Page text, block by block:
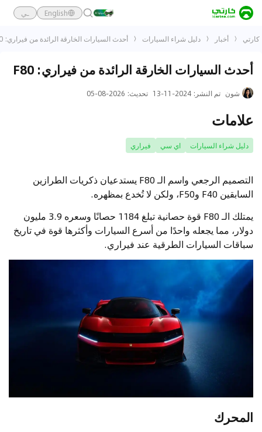
English ـي
كارتي أخبار دليل شراء السيارات أحدث السيارات الخارقة الرائدة من فيراري: F80
أحدث السيارات الخارقة الرائدة من فيراري: F80
شون تم النشر :
2024-11-13 تحديث:
2026-08-05
علامات
دليل شراء السيارات اي سي فيراري
التصميم الرجعي واسم الـ F80 يستدعيان ذكريات الطرازين
السابقين F40 وF50، ولكن لا تُخدع بمظهره.
يمتلك الـ F80 قوة حصانية تبلغ 1184 حصانًا وسعره 3.9 مليون
دولار، مما يجعله واحدًا من أسرع السيارات وأكثرها قوة في تاريخ
سباقات السيارات الطرقية عند فيراري.
المحرك